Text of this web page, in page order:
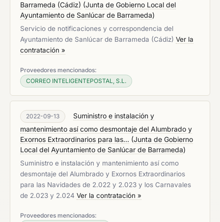
Barrameda (Cádiz) (Junta de Gobierno Local del
Ayuntamiento de Sanlúcar de Barrameda)
Servicio de notificaciones y correspondencia del
Ayuntamiento de Sanlúcar de Barrameda (Cádiz) Ver la
contratación »
Proveedores mencionados:
CORREO INTELIGENTEPOSTAL, S.L.
2022-09-13
Suministro e instalación y
mantenimiento así como desmontaje del Alumbrado y
Exornos Extraordinarios para las... (Junta de Gobierno
Local del Ayuntamiento de Sanlúcar de Barrameda)
Suministro e instalación y mantenimiento así como
desmontaje del Alumbrado y Exornos Extraordinarios
para las Navidades de 2.022 y 2.023 y los Carnavales
de 2.023 y 2.024 Ver la contratación »
Proveedores mencionados: